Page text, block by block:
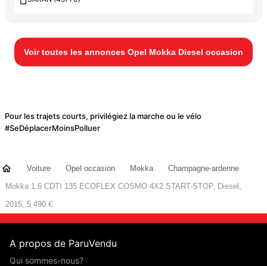
Voir toutes les annonces Opel Mokka Diesel occasion
Pour les trajets courts, privilégiez la marche ou le vélo
#SeDéplacerMoinsPolluer
Voiture Opel occasion Mokka
Champagne-ardenne
Mokka 1.6 CDTI 135 ECOFLEX COSMO 4X2 START-STOP, Diesel,
2015, 5 490 €
A propos de ParuVendu
Qui sommes-nous?